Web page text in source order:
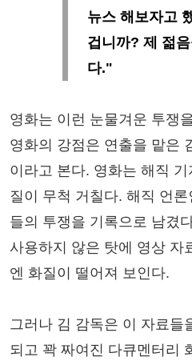
뉴스 해보자고
겁니까? 제 젊
다."
영화는 이런 눈물겨운 투쟁
영화의 강점은 연출을 맡은
이라고 본다. 영화는 해직
질이 무척 거칠다. 해직 언
들의 투쟁을 기록으로 남겼
사용하지 않은 탓에 영상 자
엔 화질이 떨어져 보인다.
그러나 김 감독은 이 자료들
되고 꽉 짜여진 다큐멘터리